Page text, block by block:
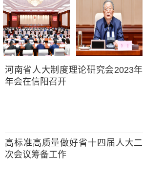
河南省人大制度理论研究会2023年
年会在信阳召开
高标准高质量做好省十四届人大二
次会议筹备工作